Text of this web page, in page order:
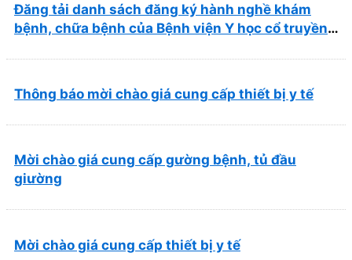
Đăng tải danh sách đăng ký hành nghề khám
bệnh, chữa bệnh của Bệnh viện Y học cổ truyền
Thông báo mời chào giá cung cấp thiết bị y tế
Mời chào giá cung cấp gường bệnh, tủ đầu
giường
Mời chào giá cung cấp thiết bị y tế